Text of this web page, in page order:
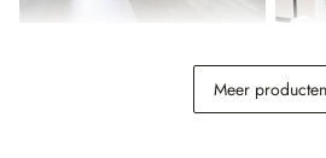
€
Meer producten